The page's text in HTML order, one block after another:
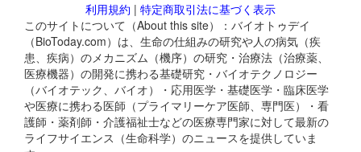
利用規約 | 特定商取引法に基づく表示
このサイトについて（About this site）：バイオトゥデイ
（BioToday.com）は、生命の仕組みの研究や人の病気（疾
患、疾病）のメカニズム（機序）の研究・治療法（治療薬、
医療機器）の開発に携わる基礎研究・バイオテクノロジー
（バイオテック、バイオ）・応用医学・基礎医学・臨床医学
や医療に携わる医師（プライマリーケア医師、専門医）・看
護師・薬剤師・介護福祉士などの医療専門家に対して最新の
ライフサイエンス（生命科学）のニュースを提供していま